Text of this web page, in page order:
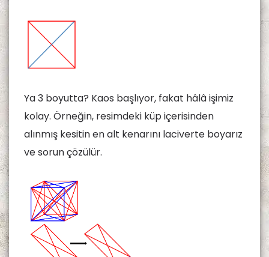
Ya 3 boyutta? Kaos başlıyor, fakat hâlâ işimiz
kolay. Örneğin, resimdeki küp içerisinden
alınmış kesitin en alt kenarını laciverte boyarız
ve sorun çözülür.